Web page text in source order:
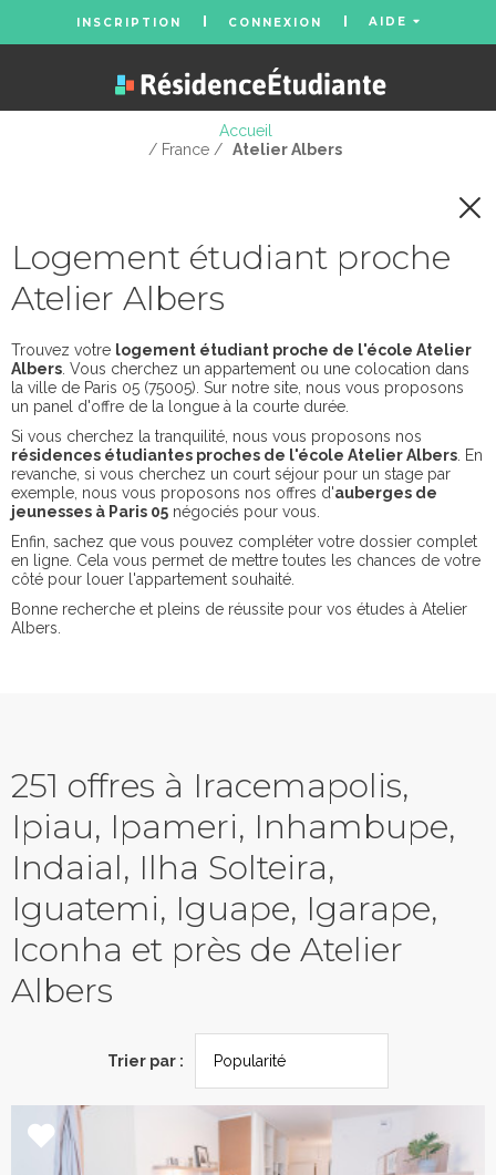
INSCRIPTION CONNEXION AIDE
Accueil
/ France / Atelier Albers
Logement étudiant proche
Atelier Albers
Trouvez votre logement étudiant proche de l'école Atelier
Albers . Vous cherchez un appartement ou une colocation dans
la ville de Paris 05 (75005). Sur notre site, nous vous proposons
un panel d'offre de la longue à la courte durée.
Si vous cherchez la tranquilité, nous vous proposons nos
résidences étudiantes proches de l'école Atelier Albers . En
revanche, si vous cherchez un court séjour pour un stage par
exemple, nous vous proposons nos offres d'auberges de
jeunesses à Paris 05 négociés pour vous.
Enfin, sachez que vous pouvez compléter votre dossier complet
en ligne. Cela vous permet de mettre toutes les chances de votre
côté pour louer l'appartement souhaité.
Bonne recherche et pleins de réussite pour vos études à Atelier
Albers.
251 offres à Iracemapolis,
Ipiau, Ipameri, Inhambupe,
Indaial, Ilha Solteira,
Iguatemi, Iguape, Igarape,
Iconha et près de Atelier
Albers
Trier par :